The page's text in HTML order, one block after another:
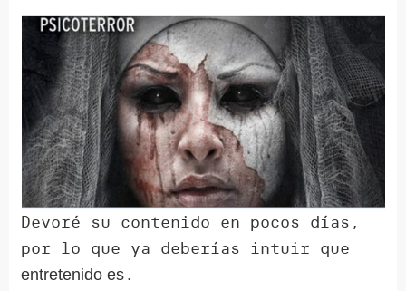
Devoré su contenido en pocos días,
por lo que ya deberías intuir que
entretenido es .